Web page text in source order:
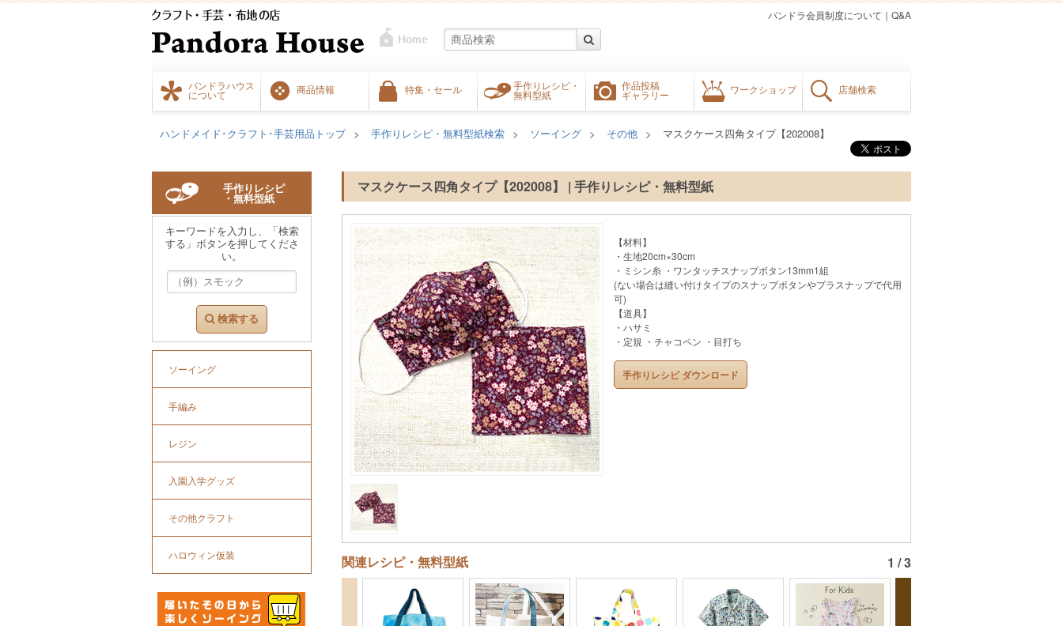
パンドラハウス
について
商品情報 特集・セール
手作りレシピ・
無料型紙
作品投稿
ギャラリー
ワークショップ 店舗検索
Q&A
｜
パンドラ会員制度について
ハンドメイド･クラフト･手芸用品トップ 手作りレシピ・無料型紙検索 ソーイング その他 マスクケース四角タイプ【202008】
マスクケース四角タイプ【202008】 | 手作りレシピ・無料型紙
【材料】
・生地20cm×30cm
・ミシン糸 ・ワンタッチスナップボタン13mm1組
(ない場合は縫い付けタイプのスナップボタンやプラスナップで代用
可)
【道具】
・ハサミ
・定規 ・チャコペン ・目打ち
手作りレシピ ダウンロード
関連レシピ・無料型紙 1 / 3
手作りレシピ
・無料型紙
キーワードを入力し、「検索
する」ボタンを押してくださ
い。
検索する
ソーイング
手編み
レジン
入園入学グッズ
その他クラフト
ハロウィン仮装